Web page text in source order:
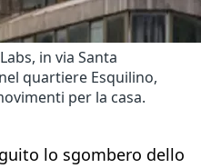
in via Santa
quartiere Esquilino,
per la casa.
lo sgombero dello